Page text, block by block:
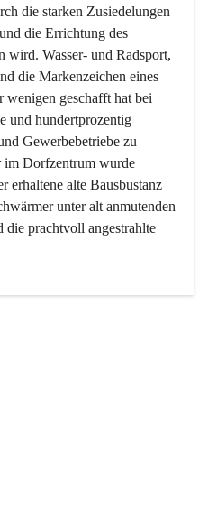
die starken Zusiedelungen
die Errichtung des
wird. Wasser- und Radsport,
die Markenzeichen eines
wenigen geschafft hat bei
und hundertprozentig
Gewerbebetriebe zu
im Dorfzentrum wurde
erhaltene alte Bausbustanz
unter alt anmutenden
die prachtvoll angestrahlte
mehr, ist aber integrativer